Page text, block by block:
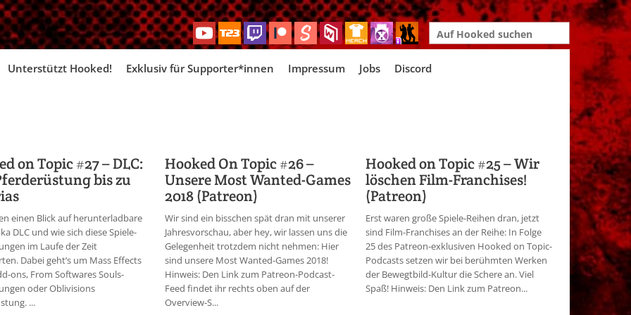
Search
for:
Skip
Unterstützt Hooked! Exklusiv für Supporter*innen Impressum Jobs Discord
on Topic #27 – DLC:
bis zu
einen Blick auf herunterladbare
DLC und wie sich diese Spiele-
im Laufe der Zeit
Dabei geht’s um Mass Effects
ons, From Softwares Souls-
oder Oblivisions
...
Hooked On Topic #26 –
Unsere Most Wanted-Games
2018 (Patreon)
Wir sind ein bisschen spät dran mit unserer
Jahresvorschau, aber hey, wir lassen uns die
Gelegenheit trotzdem nicht nehmen: Hier
sind unsere Most Wanted-Games 2018!
Hinweis: Den Link zum Patreon-Podcast-
Feed findet ihr rechts oben auf der
Overview-S...
Hooked on Topic #25 – Wir
löschen Film-Franchises!
(Patreon)
Erst waren große Spiele-Reihen dran, jetzt
sind Film-Franchises an der Reihe: In Folge
25 des Patreon-exklusiven Hooked on Topic-
Podcasts setzen wir bei berühmten Werken
der Bewegtbild-Kultur die Schere an. Viel
Spaß! Hinweis: Den Link zum Patreon...